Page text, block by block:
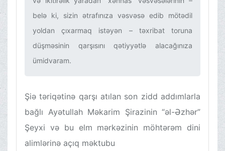
belə ki, sizin ətrafınıza vəsvəsə edib mötədil
yoldan çıxarmaq istəyən – təxribat toruna
düşməsinin qarşısını qətiyyətlə alacağınıza
ümidvaram.‌
Şiə təriqətinə qarşı atılan son zidd addımlarla
bağlı Ayətullah Məkarim Şirazinin “əl-Əzhər”
Şeyxi və bu elm mərkəzinin möhtərəm dini
alimlərinə açıq məktubu